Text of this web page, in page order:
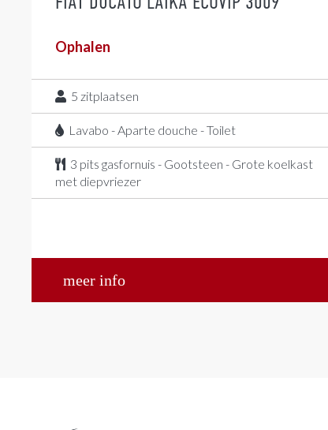
Ophalen
5 zitplaatsen
Lavabo - Aparte douche - Toilet
3 pits gasfornuis - Gootsteen - Grote koelkast
met diepvriezer
meer info